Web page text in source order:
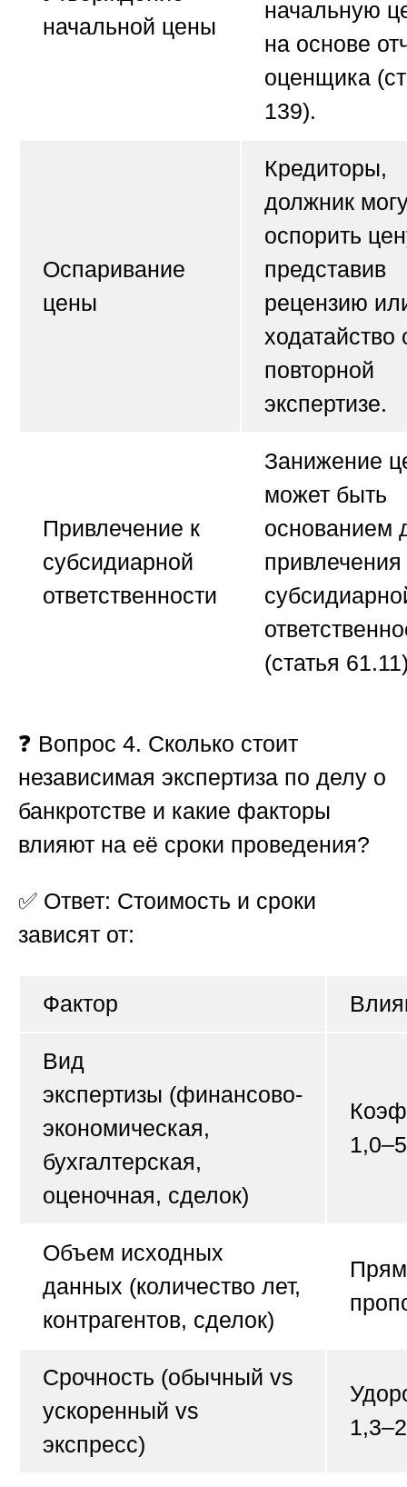
начальной цены
начальную
на основе
оценщика
139).
Оспаривание
цены
Кредиторы,
должник
оспорить
представив
рецензию
ходатайство
повторной
экспертизе.
Привлечение к
субсидиарной
ответственности
Занижение
может быть
основанием
привлечения
(статья
❓ Вопрос 4. Сколько стоит
независимая экспертиза по делу о
банкротстве и какие факторы
влияют на её сроки проведения?
✅ Ответ: Стоимость и сроки
зависят от:
Фактор
Вид
экспертизы (финансово-
экономическая,
бухгалтерская,
оценочная, сделок)
Объем исходных
данных (количество лет,
контрагентов, сделок)
Срочность (обычный vs
ускоренный vs
экспресс)